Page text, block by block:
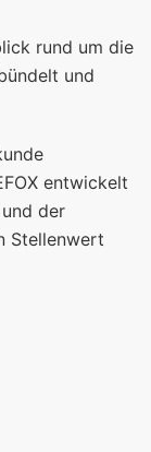
rund um die
und
entwickelt
der
Stellenwert